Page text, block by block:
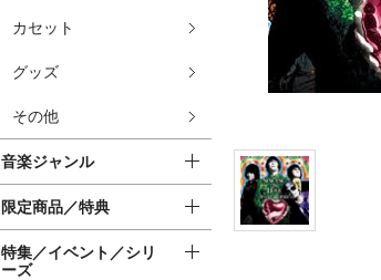
カセット
グッズ
その他
音楽ジャンル
限定商品／特典
特集／イベント／シリ
ーズ